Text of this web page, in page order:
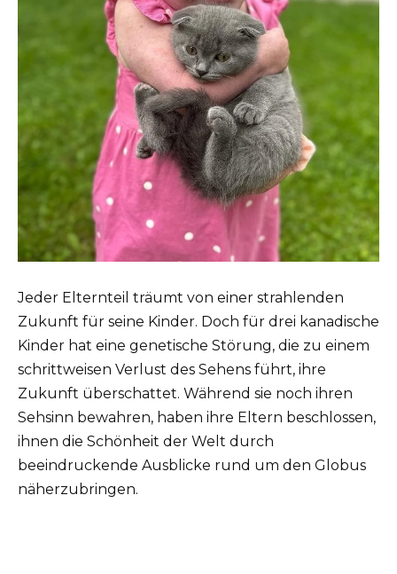
Jeder Elternteil träumt von einer strahlenden
Zukunft für seine Kinder. Doch für drei kanadische
Kinder hat eine genetische Störung, die zu einem
schrittweisen Verlust des Sehens führt, ihre
Zukunft überschattet. Während sie noch ihren
Sehsinn bewahren, haben ihre Eltern beschlossen,
ihnen die Schönheit der Welt durch
beeindruckende Ausblicke rund um den Globus
näherzubringen.